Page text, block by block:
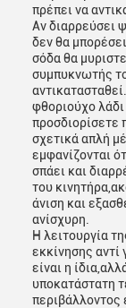
πρέπει να
Αν διαρρεύσει
δεν θα
σόδα θα
συμπυκνωτής
φθοριούχο λάδι
προσδιορίσετε
σχετικά απλή
εμφανίζονται
σπάει και
του
άνιση και
ανίσχυρη.
Η λειτουργία
εκκίνησης αντί
είναι η
υποκατάστατη
περιβάλλοντος